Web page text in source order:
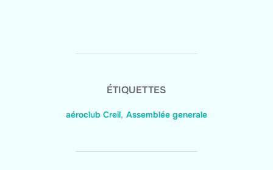
ÉTIQUETTES
aéroclub Creil, Assemblée generale